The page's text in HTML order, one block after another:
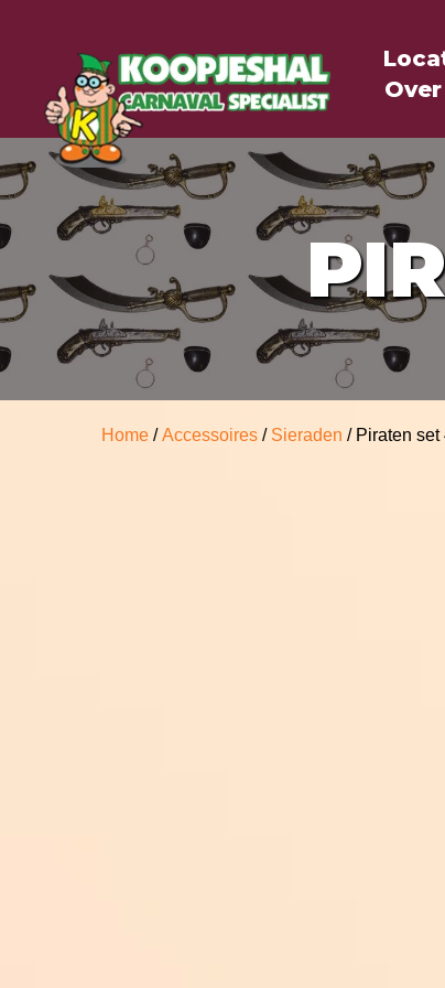
Home /Accessoires / Sieraden / Piraten set